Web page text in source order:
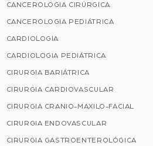
CANCEROLOGIA CIRÚRGICA
CANCEROLOGIA PEDIÁTRICA
CARDIOLOGIA
CARDIOLOGIA PEDIÁTRICA
CIRURGIA BARIÁTRICA
CIRURGIA CARDIOVASCULAR
CIRURGIA CRANIO-MAXILO-FACIAL
CIRURGIA ENDOVASCULAR
CIRURGIA GASTROENTEROLÓGICA